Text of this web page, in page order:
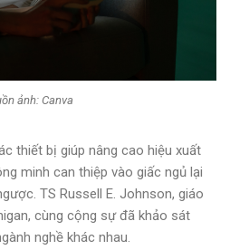
ảnh: Canva
thiết bị giúp nâng cao hiệu xuất
minh can thiệp vào giấc ngủ lại
TS Russell E. Johnson, giáo
cùng cộng sự đã khảo sát
nghề khác nhau.